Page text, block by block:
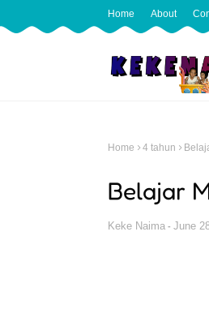
Home About
Home 4 tahun
Belajar
Keke Naima June